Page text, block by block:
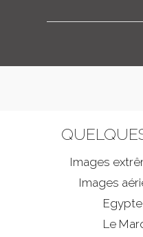
Images
Images
Le